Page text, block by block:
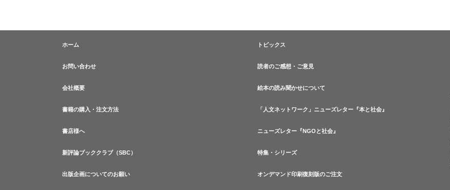
ホーム
お問い合わせ
会社概要
書籍の購入・注文方法
書店様へ
新評論ブッククラブ（SBC）
出版企画についてのお願い
トピックス
読者のご感想・ご意見
絵本の読み聞かせについて
「人文ネットワーク」ニューズレター『本と社会』
ニューズレター『NGOと社会』
特集・シリーズ
オンデマンド印刷復刻版のご注文